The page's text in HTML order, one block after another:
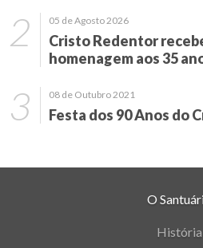
05 de Agosto 2026
Cristo Redentor
homenagem aos 35
08 de Outubro 2021
Festa dos 90 Anos do
O
História